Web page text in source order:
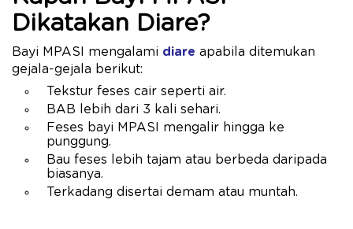
Dikatakan Diare?
Bayi MPASI mengalami diare apabila ditemukan
gejala-gejala berikut:
Tekstur feses cair seperti air.
BAB lebih dari 3 kali sehari.
Feses bayi MPASI mengalir hingga ke
punggung.
Bau feses lebih tajam atau berbeda daripada
biasanya.
Terkadang disertai demam atau muntah.